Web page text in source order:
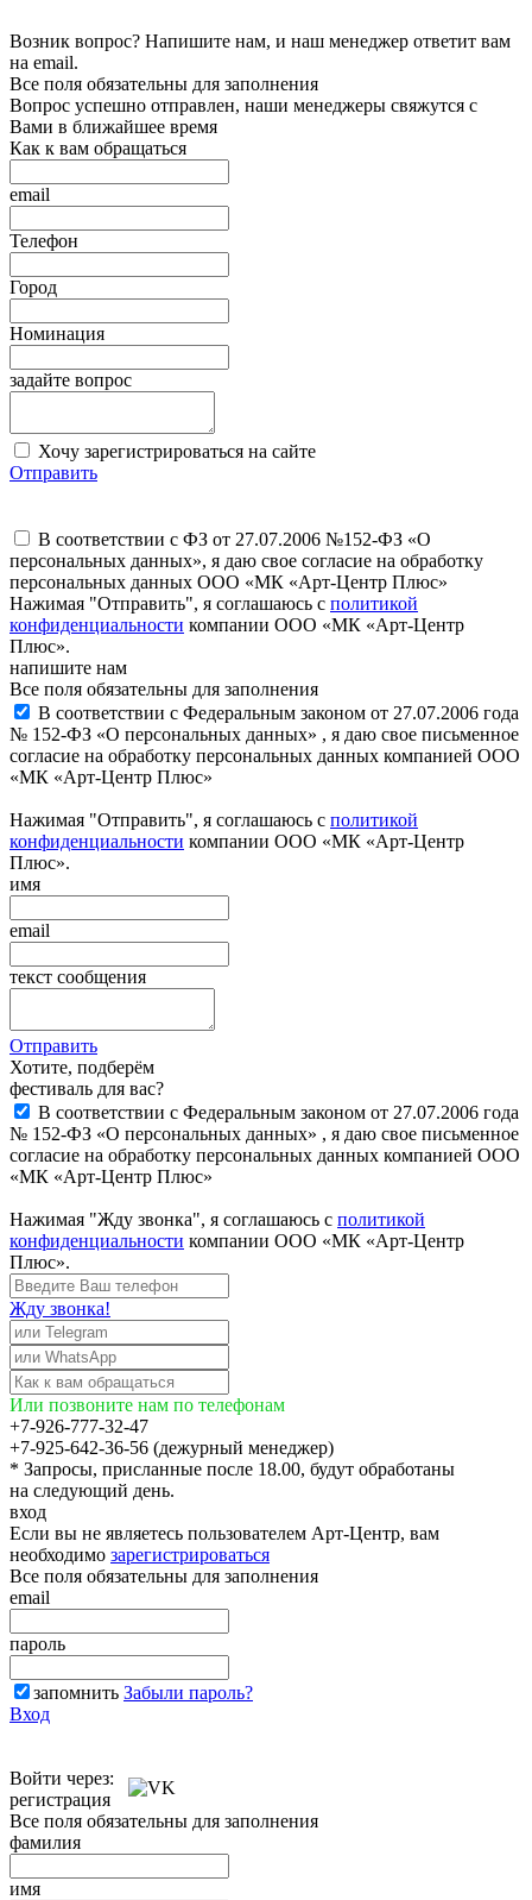
Возник вопрос? Напишите нам, и наш менеджер ответит вам
на email.
Все поля обязательны для заполнения
Вопрос успешно отправлен, наши менеджеры свяжутся с
Вами в ближайшее время
Как к вам обращаться
email
Телефон
Город
Номинация
задайте вопрос
Хочу зарегистрироваться на сайте
Отправить
В соответствии с ФЗ от 27.07.2006 №152-ФЗ «О
персональных данных», я даю свое согласие на обработку
персональных данных ООО «МК «Арт-Центр Плюс»
Нажимая "Отправить", я соглашаюсь с политикой
конфиденциальности компании ООО «МК «Арт-Центр
Плюс».
напишите нам
Все поля обязательны для заполнения
В соответствии с Федеральным законом от 27.07.2006 года
№ 152-ФЗ «О персональных данных» , я даю свое письменное
согласие на обработку персональных данных компанией ООО
«МК «Арт-Центр Плюс»
Нажимая "Отправить", я соглашаюсь с политикой
конфиденциальности компании ООО «МК «Арт-Центр
Плюс».
имя
email
текст сообщения
Отправить
Хотите, подберём
фестиваль для вас?
В соответствии с Федеральным законом от 27.07.2006 года
№ 152-ФЗ «О персональных данных» , я даю свое письменное
согласие на обработку персональных данных компанией ООО
«МК «Арт-Центр Плюс»
Нажимая "Жду звонка", я соглашаюсь с политикой
конфиденциальности компании ООО «МК «Арт-Центр
Плюс».
Жду звонка!
Или позвоните нам по телефонам
+7-926-777-32-47
+7-925-642-36-56 (дежурный менеджер)
* Запросы, присланные после 18.00, будут обработаны
на следующий день.
вход
Если вы не являетесь пользователем Арт-Центр, вам
необходимо зарегистрироваться
Все поля обязательны для заполнения
email
пароль
запомнить Забыли пароль?
Вход
Войти через:
регистрация
Все поля обязательны для заполнения
фамилия
имя